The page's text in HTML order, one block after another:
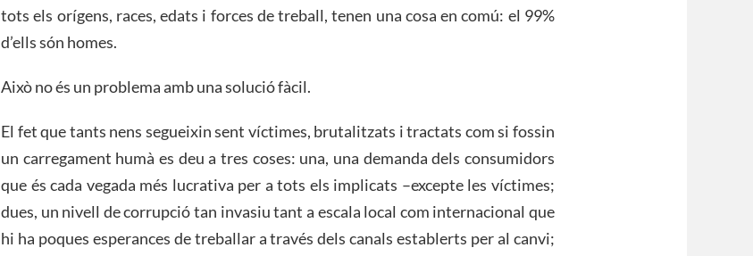
tots els orígens, races, edats i forces de treball, tenen una cosa en comú: el 99%
d’ells són homes.
Això no és un problema amb una solució fàcil.
El fet que tants nens segueixin sent víctimes, brutalitzats i tractats com si fossin
un carregament humà es deu a tres coses: una, una demanda dels consumidors
que és cada vegada més lucrativa per a tots els implicats –excepte les víctimes;
dues, un nivell de corrupció tan invasiu tant a escala local com internacional que
hi ha poques esperances de treballar a través dels canals establerts per al canvi;